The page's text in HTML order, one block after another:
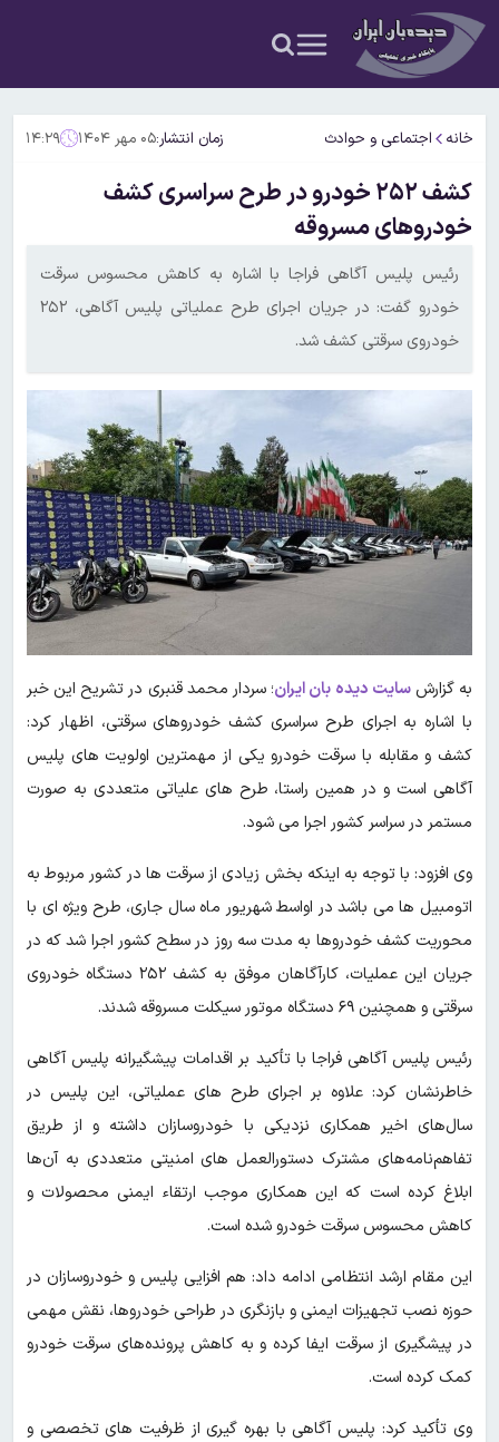
خانه اجتماعی و حوادث زمان انتشار:۰۵ مهر ۱۴۰۴ ۱۴:۲۹
کشف ۲۵۲ خودرو در طرح سراسری کشف
خودروهای مسروقه
رئیس پلیس آگاهی فراجا با اشاره به کاهش محسوس سرقت
خودرو گفت: در جریان اجرای طرح عملیاتی پلیس آگاهی، ۲۵۲
خودروی سرقتی کشف شد.
به گزارشسایت دیده بان ایران؛ سردار محمد قنبری در تشریح این خبر
با اشاره به اجرای طرح سراسری کشف خودروهای سرقتی، اظهار کرد:
کشف و مقابله با سرقت خودرو یکی از مهمترین اولویت های پلیس
آگاهی است و در همین راستا، طرح های علیاتی متعددی به صورت
مستمر در سراسر کشور اجرا می شود.
وی افزود: با توجه به اینکه بخش زیادی از سرقت ها در کشور مربوط به
اتومبیل ها می باشد در اواسط شهریور ماه سال جاری، طرح ویژه ای با
محوریت کشف خودروها به مدت سه روز در سطح کشور اجرا شد که در
جریان این عملیات، کارآگاهان موفق به کشف ۲۵۲ دستگاه خودروی
سرقتی و همچنین ۶۹ دستگاه موتور سیکلت مسروقه شدند.
رئیس پلیس آگاهی فراجا با تأکید بر اقدامات پیشگیرانه پلیس آگاهی
خاطرنشان کرد: علاوه بر اجرای طرح های عملیاتی، این پلیس در
سال‌های اخیر همکاری نزدیکی با خودروسازان داشته و از طریق
تفاهم‌نامه‌های مشترک دستورالعمل های امنیتی متعددی به آن‌ها
ابلاغ کرده است که این همکاری موجب ارتقاء ایمنی محصولات و
کاهش محسوس سرقت خودرو شده است.
این مقام ارشد انتظامی ادامه داد: هم افزایی پلیس و خودروسازان در
حوزه نصب تجهیزات ایمنی و بازنگری در طراحی خودروها، نقش مهمی
در پیشگیری از سرقت ایفا کرده و به کاهش پرونده‌های سرقت خودرو
کمک کرده است.
وی تأکید کرد: پلیس آگاهی با بهره گیری از ظرفیت های تخصصی و